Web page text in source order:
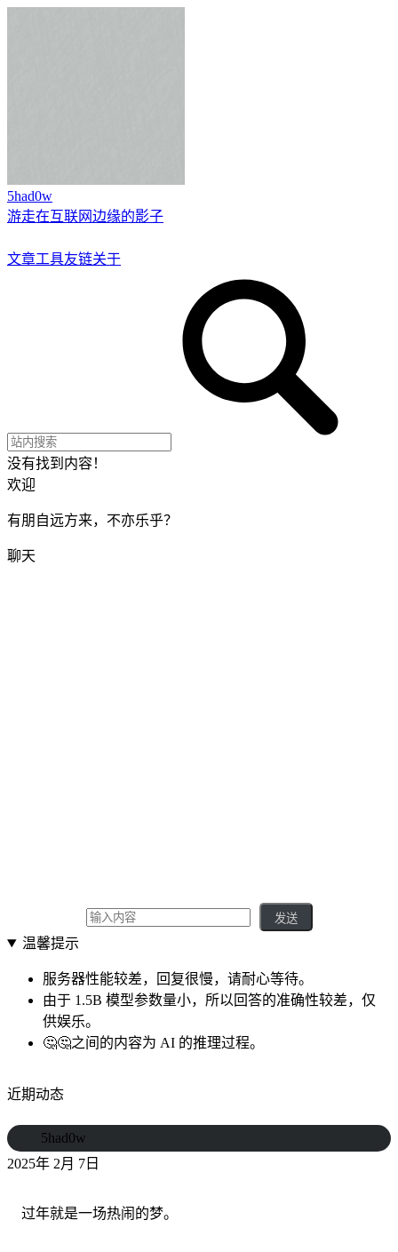
5had0w
游走在互联网边缘的影子
文章工具友链关于
没有找到内容！
欢迎
有朋自远方来，不亦乐乎？
聊天
发送
温馨提示
服务器性能较差，回复很慢，请耐心等待。
由于 1.5B 模型参数量小，所以回答的准确性较差，仅
供娱乐。
🤔🤔之间的内容为 AI 的推理过程。
近期动态
5had0w
2025年 2月 7日
过年就是一场热闹的梦。